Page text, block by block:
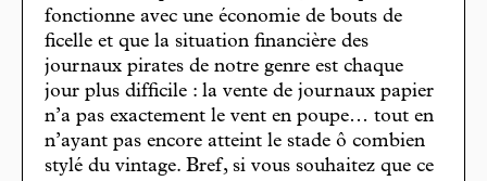
fonctionne avec une économie de bouts de
ficelle et que la situation financière des
journaux pirates de notre genre est chaque
jour plus difficile : la vente de journaux papier
n’a pas exactement le vent en poupe… tout en
n’ayant pas encore atteint le stade ô combien
stylé du vintage. Bref, si vous souhaitez que ce